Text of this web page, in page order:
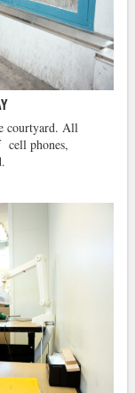
courtyard. All
cell phones,